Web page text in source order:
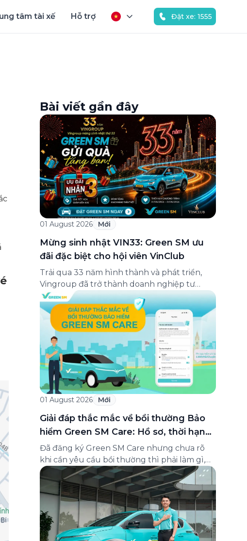
tâm tài xế Hỗ trợ Đặt xe: 1555
Bài viết gần đây
01 August 2026 Mới
Mừng sinh nhật VIN33: Green SM ưu
đãi đặc biệt cho hội viên VinClub
Trải qua 33 năm hình thành và phát triển,
Vingroup đã trở thành doanh nghiệp tư
nhân đa ngành lớn nhất Việt Nam, lọt Top 30
doanh nghiệp lớn nhất Đông Nam Á theo
bảng xếp hạng của Tạp chí Fortune (Mỹ).
Nhân kỷ niệm 33 năm thành lập (8/8/1993
đến 8/8/2026), Green SM trân […]
01 August 2026 Mới
Giải đáp thắc mắc về bồi thường Bảo
hiểm Green SM Care: Hồ sơ, thời hạn
và cách liên hệ hỗ trợ
Đã đăng ký Green SM Care nhưng chưa rõ
khi cần yêu cầu bồi thường thì phải làm gì,
hồ sơ ra sao, hay giấy chứng nhận bảo hiểm
tìm ở đâu? Bài viết này tổng hợp đầy đủ các
câu hỏi thường gặp nhất về quy trình bồi
thường và hỗ trợ của Green […]